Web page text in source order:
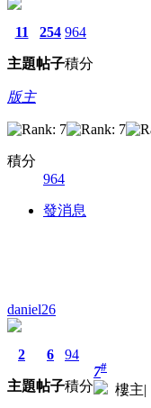
11
主題
254
帖子
964
積分
版主
積分
964
發消息
daniel26
2
主題
6
帖子
94
積分
7#
樓主|